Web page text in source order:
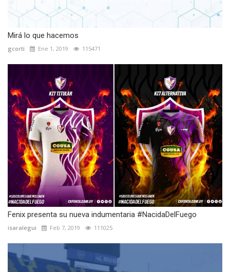
Mirá lo que hacemos
gcorti Ene 1, 2019 115471
Fenix presenta su nueva indumentaria #NacidaDelFuego
isaralegui Feb 7, 2019 111025